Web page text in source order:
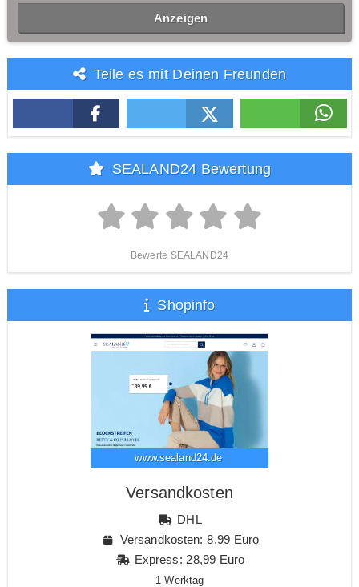
Anzeigen
Teile es mit Deinen Freunden
SEALAND24 Bewertung
Bewerte SEALAND24
Shopinfo
www.sealand24.de
Versandkosten
DHL
Versandkosten: 8,99 Euro
Express: 28,99 Euro
1 Werktag